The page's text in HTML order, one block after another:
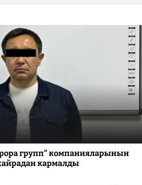
групп" компанияларынын
кармалды